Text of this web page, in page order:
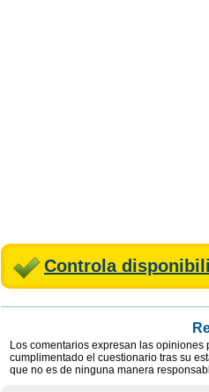
Controla
Los comentarios expresan las
cumplimentado el cuestionario tras su
que no es de ninguna manera